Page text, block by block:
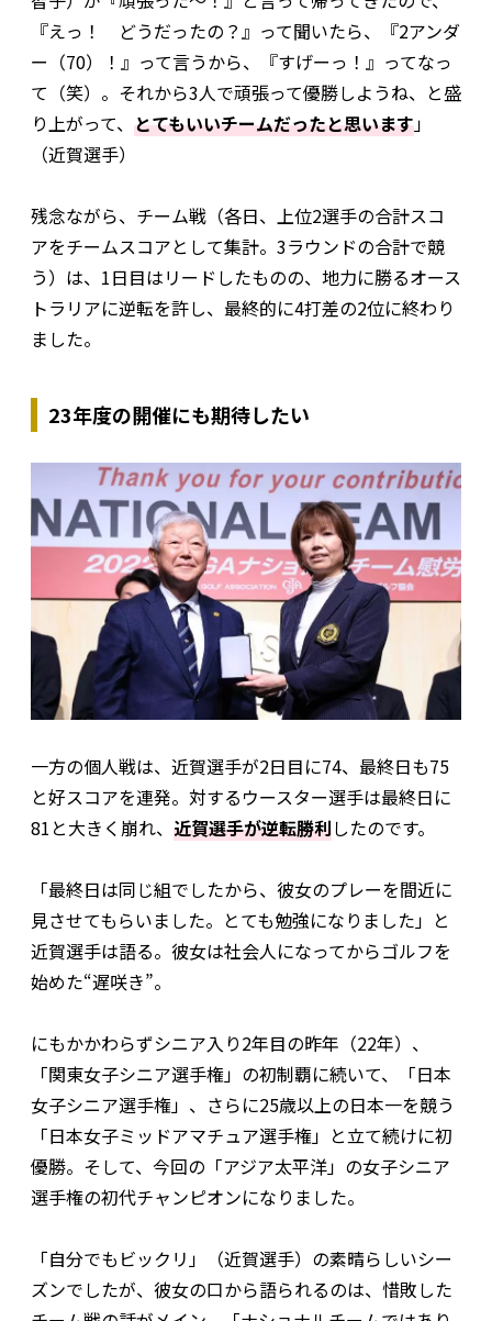
『えっ！ どうだったの？』って聞いたら、『2アンダ
ー（70）！』って言うから、『すげーっ！』ってなっ
て（笑）。それから3人で頑張って優勝しようね、と盛
り上がって、 とてもいいチームだったと思います」
（近賀選手）
残念ながら、チーム戦（各日、上位2選手の合計スコ
アをチームスコアとして集計。3ラウンドの合計で競
う）は、1日目はリードしたものの、地力に勝るオース
トラリアに逆転を許し、最終的に4打差の2位に終わり
ました。
23年度の開催にも期待したい
一方の個人戦は、近賀選手が2日目に74、最終日も75
と好スコアを連発。対するウースター選手は最終日に
81と大きく崩れ、 近賀選手が逆転勝利したのです。
「最終日は同じ組でしたから、彼女のプレーを間近に
見させてもらいました。とても勉強になりました」と
近賀選手は語る。彼女は社会人になってからゴルフを
始めた“遅咲き”。
にもかかわらずシニア入り2年目の昨年（22年）、
「関東女子シニア選手権」の初制覇に続いて、「日本
女子シニア選手権」、さらに25歳以上の日本一を競う
「日本女子ミッドアマチュア選手権」と立て続けに初
優勝。そして、今回の「アジア太平洋」の女子シニア
選手権の初代チャンピオンになりました。
「自分でもビックリ」（近賀選手）の素晴らしいシー
ズンでしたが、彼女の口から語られるのは、惜敗した